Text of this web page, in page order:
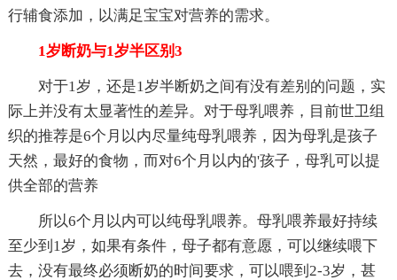
行辅食添加，以满足宝宝对营养的需求。
1岁断奶与1岁半区别3
对于1岁，还是1岁半断奶之间有没有差别的问题，实
际上并没有太显著性的差异。对于母乳喂养，目前世卫组
织的推荐是6个月以内尽量纯母乳喂养，因为母乳是孩子
天然，最好的食物，而对6个月以内的'孩子，母乳可以提
供全部的营养
所以6个月以内可以纯母乳喂养。母乳喂养最好持续
至少到1岁，如果有条件，母子都有意愿，可以继续喂下
去，没有最终必须断奶的时间要求，可以喂到2-3岁，甚